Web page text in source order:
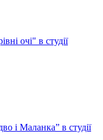
очі" в студії
і Маланка” в студії